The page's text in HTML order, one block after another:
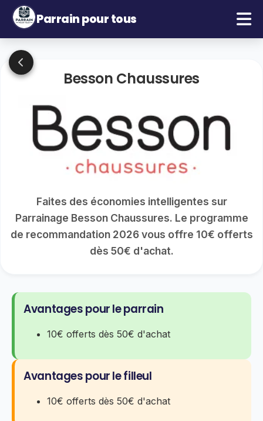
Parrain pour tous
Besson Chaussures
Faites des économies intelligentes sur
Parrainage Besson Chaussures. Le programme
de recommandation 2026 vous offre 10€ offerts
dès 50€ d'achat.
Avantages pour le parrain
10€ offerts dès 50€ d'achat
Avantages pour le filleul
10€ offerts dès 50€ d'achat